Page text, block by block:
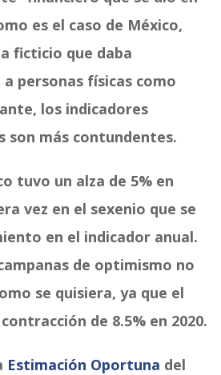
es el caso de México,
ficticio que daba
personas físicas como
los indicadores
son más contundentes.
tuvo un alza de 5% en
vez en el sexenio que se
en el indicador anual.
de optimismo no
se quisiera, ya que el
de 8.5% en 2020.
Estimación Oportuna del